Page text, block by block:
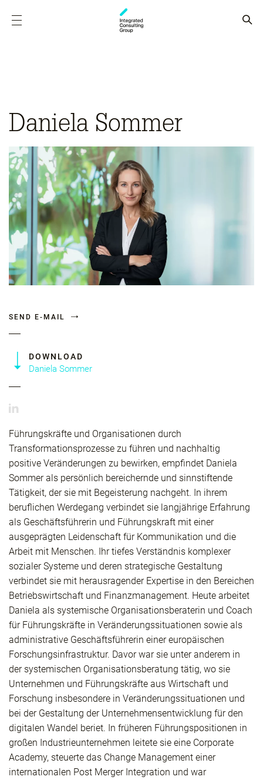
Daniela Sommer
SEND E-MAIL
DOWNLOAD
Daniela Sommer
Führungskräfte und Organisationen durch
Transformationsprozesse zu führen und nachhaltig
positive Veränderungen zu bewirken, empfindet Daniela
Sommer als persönlich bereichernde und sinnstiftende
Tätigkeit, der sie mit Begeisterung nachgeht. In ihrem
beruflichen Werdegang verbindet sie langjährige Erfahrung
als Geschäftsführerin und Führungskraft mit einer
ausgeprägten Leidenschaft für Kommunikation und die
Arbeit mit Menschen. Ihr tiefes Verständnis komplexer
sozialer Systeme und deren strategische Gestaltung
verbindet sie mit herausragender Expertise in den Bereichen
Betriebswirtschaft und Finanzmanagement. Heute arbeitet
Daniela als systemische Organisationsberaterin und Coach
für Führungskräfte in Veränderungssituationen sowie als
administrative Geschäftsführerin einer europäischen
Forschungsinfrastruktur. Davor war sie unter anderem in
der systemischen Organisationsberatung tätig, wo sie
Unternehmen und Führungskräfte aus Wirtschaft und
Forschung insbesondere in Veränderungssituationen und
bei der Gestaltung der Unternehmensentwicklung für den
digitalen Wandel beriet. In früheren Führungspositionen in
großen Industrieunternehmen leitete sie eine Corporate
Academy, steuerte das Change Management einer
internationalen Post Merger Integration und war